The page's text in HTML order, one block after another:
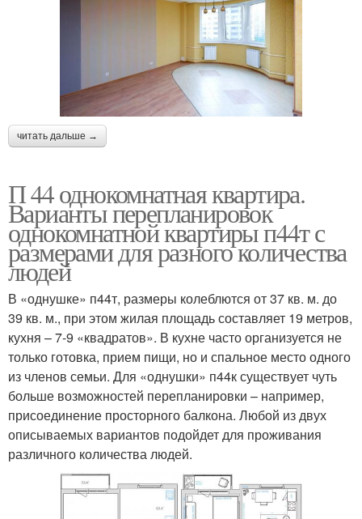
читать дальше →
П 44 однокомнатная квартира.
Варианты перепланировок
однокомнатной квартиры п44т с
размерами для разного количества
людей
В «однушке» п44т, размеры колеблются от 37 кв. м. до
39 кв. м., при этом жилая площадь составляет 19 метров,
кухня – 7-9 «квадратов». В кухне часто организуется не
только готовка, прием пищи, но и спальное место одного
из членов семьи. Для «однушки» п44к существует чуть
больше возможностей перепланировки – например,
присоединение просторного балкона. Любой из двух
описываемых вариантов подойдет для проживания
различного количества людей.